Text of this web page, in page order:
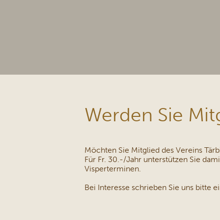
Werden Sie
Möchten Sie Mitglied des Vereins
Für Fr. 30.-/Jahr unterstützen Sie
Visperterminen.
Bei Interesse schrieben Sie uns bitte